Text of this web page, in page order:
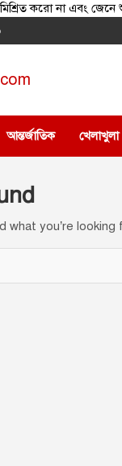
মিশ্রিত করো না এবং
আন্তর্জাতিক খেলাখুলা
what you’re